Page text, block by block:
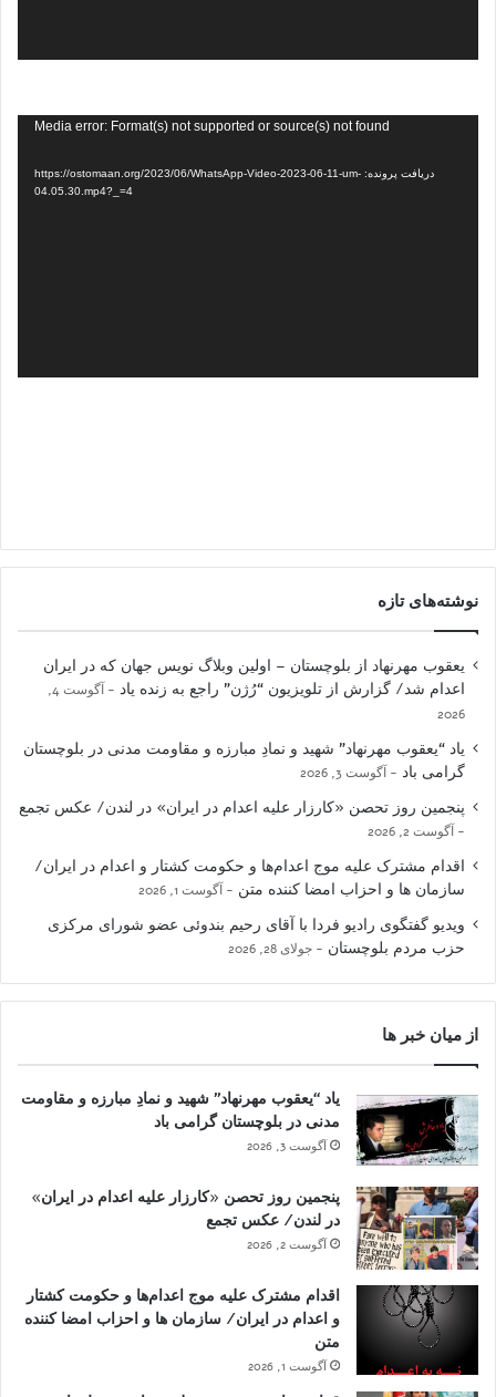
Media error: Format(s) not supported or source(s) not found
دریافت پرونده: https://ostomaan.org/2023/06/WhatsApp-Video-2023-06-11-um-
04.05.30.mp4?_=4
نوشته‌های تازه
یعقوب مهرنهاد از بلوچستان – اولین وبلاگ نویس جهان که در ایران
اعدام شد/ گزارش از تلویزیون “رُژن” راجع به زنده یاد
آگوست 4,
2026
یاد “یعقوب مهرنهاد” شهید و نمادِ مبارزه و مقاومت مدنی در بلوچستان
گرامی باد
آگوست 3, 2026
پنجمین روز تحصن «کارزار علیه اعدام در ایران» در لندن/ عکس تجمع
آگوست 2, 2026
اقدام مشترک علیه موج اعدام‌ها و حکومت کشتار و اعدام در ایران/
سازمان ها و احزاب امضا کننده متن
آگوست 1, 2026
ویدیو گفتگوی رادیو فردا با آقای رحیم بندوئی عضو شورای مرکزی
حزب مردم بلوچستان
جولای 28, 2026
از میان خبر ها
یاد “یعقوب مهرنهاد” شهید و نمادِ مبارزه و مقاومت
مدنی در بلوچستان گرامی باد
آگوست 3, 2026
پنجمین روز تحصن «کارزار علیه اعدام در ایران»
در لندن/ عکس تجمع
آگوست 2, 2026
اقدام مشترک علیه موج اعدام‌ها و حکومت کشتار
و اعدام در ایران/ سازمان ها و احزاب امضا کننده
متن
آگوست 1, 2026